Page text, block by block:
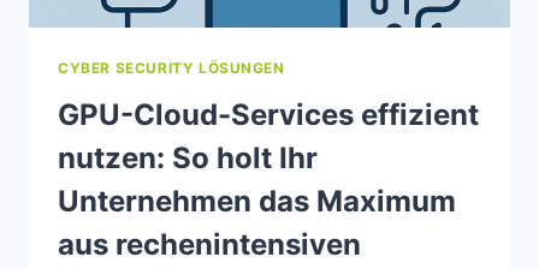
CYBER SECURITY LÖSUNGEN
GPU-Cloud-Services effizient
nutzen: So holt Ihr
Unternehmen das Maximum
aus rechenintensiven